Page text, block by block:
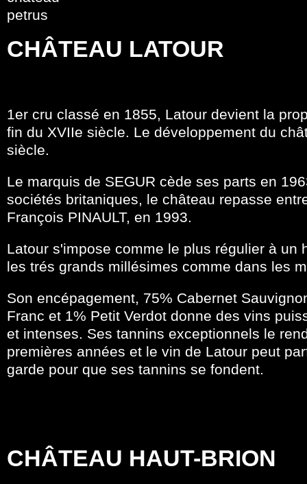
CHÂTEAU LATOUR
1er cru classé en 1855, Latour devient la
fin du XVIIe siècle. Le développement du
siècle.
Le marquis de SEGUR cède ses parts en
sociétés britaniques, le château repasse
François PINAULT, en 1993.
Latour s'impose comme le plus régulier à un
les trés grands millésimes comme dans les
Son encépagement, 75% Cabernet
Franc et 1% Petit Verdot donne des vins
et intenses. Ses tannins exceptionnels le
premières années et le vin de Latour peut
garde pour que ses tannins se fondent.
CHÂTEAU HAUT-BRION